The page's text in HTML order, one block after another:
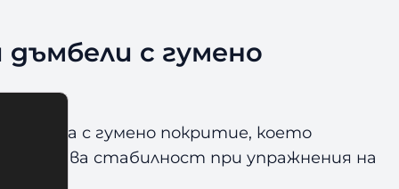
дъмбели с гумено
с гумено покритие, което
стабилност при упражнения на